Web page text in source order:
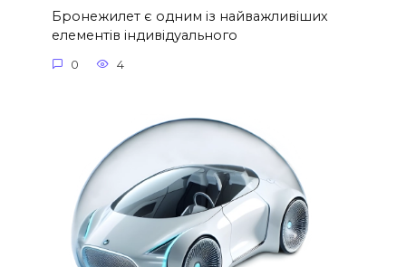
Бронежилет є одним із найважливіших
елементів індивідуального
0 4